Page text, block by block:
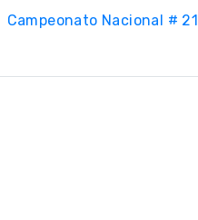
Campeonato Nacional # 21